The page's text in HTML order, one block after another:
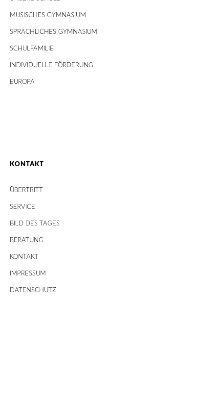
MUSISCHES GYMNASIUM
SPRACHLICHES GYMNASIUM
SCHULFAMILIE
INDIVIDUELLE FÖRDERUNG
EUROPA
KONTAKT
ÜBERTRITT
SERVICE
BILD DES TAGES
BERATUNG
KONTAKT
IMPRESSUM
DATENSCHUTZ